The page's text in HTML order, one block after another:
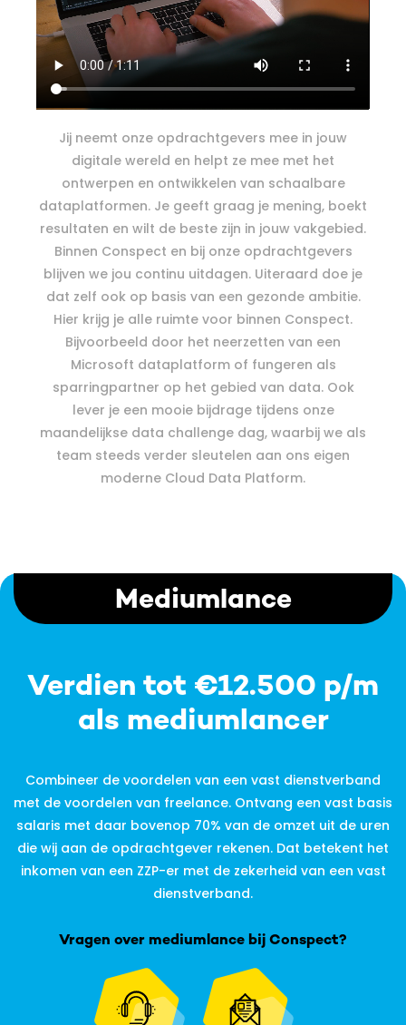
Jij neemt onze opdrachtgevers mee in jouw
digitale wereld en helpt ze mee met het
ontwerpen en ontwikkelen van schaalbare
dataplatformen. Je geeft graag je mening, boekt
resultaten en wilt de beste zijn in jouw vakgebied.
Binnen Conspect en bij onze opdrachtgevers
blijven we jou continu uitdagen. Uiteraard doe je
dat zelf ook op basis van een gezonde ambitie.
Hier krijg je alle ruimte voor binnen Conspect.
Bijvoorbeeld door het neerzetten van een
Microsoft dataplatform of fungeren als
sparringpartner op het gebied van data. Ook
lever je een mooie bijdrage tijdens onze
maandelijkse data challenge dag, waarbij we als
team steeds verder sleutelen aan ons eigen
moderne Cloud Data Platform.
Mediumlance
Verdien tot €12.500 p/m
als mediumlancer
Combineer de voordelen van een vast dienstverband
met de voordelen van freelance. Ontvang een vast basis
salaris met daar bovenop 70% van de omzet uit de uren
die wij aan de opdrachtgever rekenen. Dat betekent het
inkomen van een ZZP-er met de zekerheid van een vast
dienstverband.
Vragen over mediumlance bij Conspect?